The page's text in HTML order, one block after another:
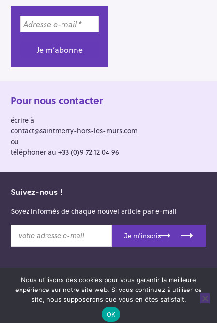
Pour nous contacter
écrire à
contact@saintmerry-hors-les-murs.com
ou
téléphoner au +33 (0)9 72 12 04 96
Suivez-nous !
Soyez informés de chaque nouvel article par e-mail
t
Je m'inscris
© 2026 Saint-Merry Hors-les-Murs.
Theme: Felt byPixelgrade.
Nous utilisons des cookies pour vous garantir la meilleure
expérience sur notre site web. Si vous continuez à utiliser ce
site, nous supposerons que vous en êtes satisfait.
OK